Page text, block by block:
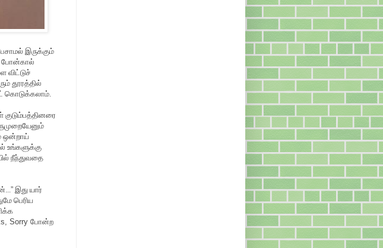
இருக்கும்
போன்கால்
விட்டுச்
தூரத்தில்
கொடுக்கலாம்.
குடும்பத்தினரை
ஒன்றாய்
உங்களுக்கு
நீந்துவதை
” இது யார்
பெரிய
Sorry போன்ற